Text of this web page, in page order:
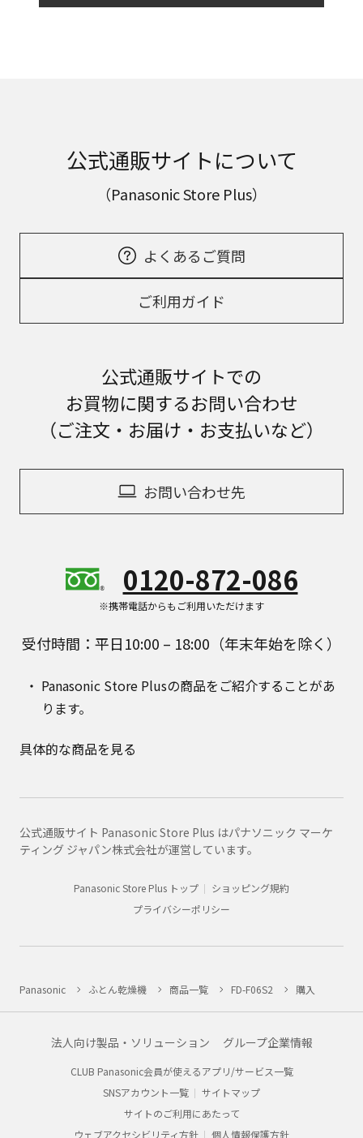
公式通販サイトについて
（Panasonic Store Plus）
よくあるご質問
ご利用ガイド
公式通販サイトでの
お買物に関するお問い合わせ
（ご注文・お届け・お支払いなど）
お問い合わせ先
0120-872-086
※携帯電話からもご利用いただけます
受付時間：平日10:00 – 18:00（年末年始を除く）
Panasonic Store Plusの商品をご紹介することがあ
ります。
具体的な商品を見る
公式通販サイト Panasonic Store Plus はパナソニック マーケ
ティング ジャパン株式会社が運営しています。
Panasonic Store Plus トップ
ショッピング規約
プライバシーポリシー
Panasonic ふとん乾燥機 商品一覧 FD-F06S2 購入
法人向け製品・ソリューション グループ企業情報
CLUB Panasonic会員が使えるアプリ/サービス一覧
SNSアカウント一覧
サイトマップ
サイトのご利用にあたって
ウェブアクセシビリティ方針
個人情報保護方針